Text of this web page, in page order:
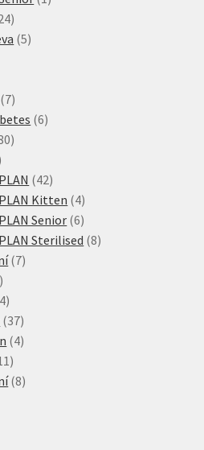
24
produktů
55
77
produktů
66
80
produktů
4242
produktů
Kitten 44
produkty
Senior 66
produktů
Sterilised 88
77
66
produktů
44
produkty
3737
produktů
44
11
produktů
88